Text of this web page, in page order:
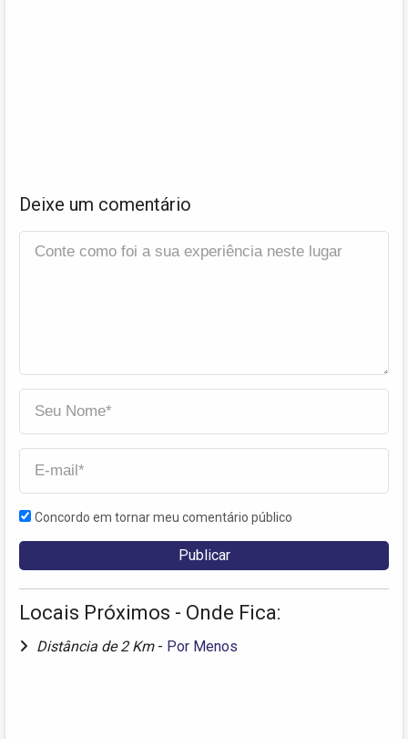
Deixe um comentário
Concordo em tornar meu comentário público
Locais Próximos - Onde Fica:
Distância de 2 Km - Por Menos